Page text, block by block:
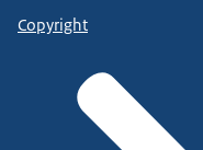
Copyright